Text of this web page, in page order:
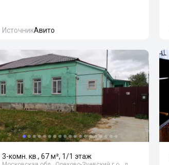
ИсточникАвито
3-комн. кв., 67 м², 1/1 этаж